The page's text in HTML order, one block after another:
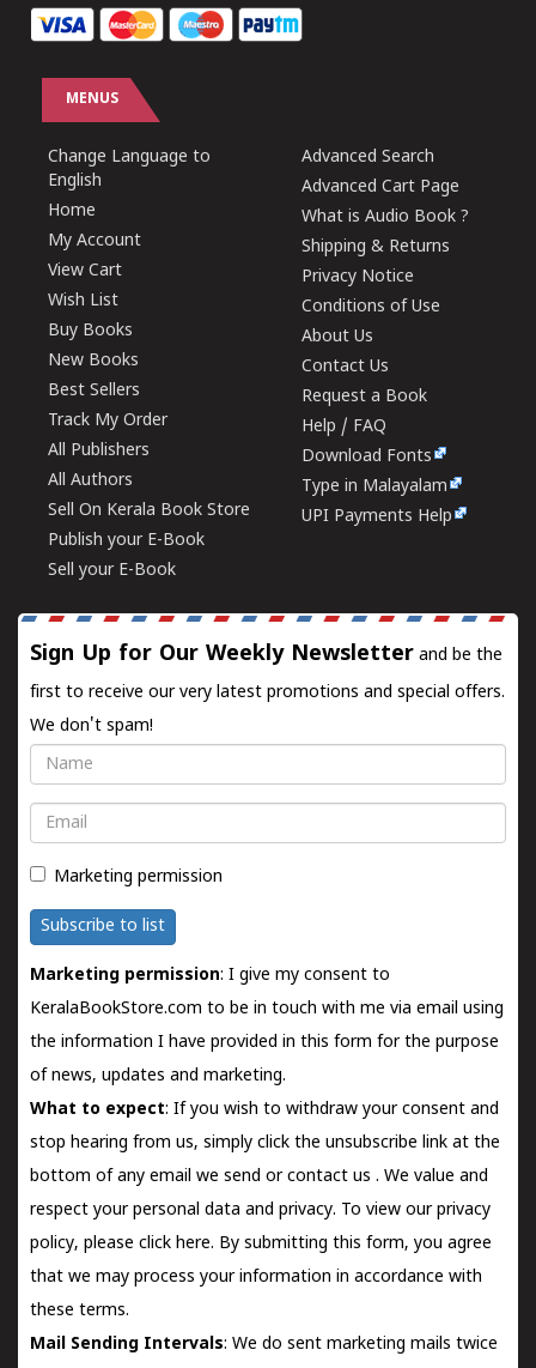
MENUS
Change Language to
English
Home
My Account
View Cart
Wish List
Buy Books
New Books
Best Sellers
Track My Order
All Publishers
All Authors
Sell On Kerala Book Store
Publish your E-Book
Sell your E-Book
Advanced Search
Advanced Cart Page
What is Audio Book ?
Shipping & Returns
Privacy Notice
Conditions of Use
About Us
Contact Us
Request a Book
Help / FAQ
Download Fonts
Type in Malayalam
UPI Payments Help
Sign Up for Our Weekly Newsletter and be the
first to receive our very latest promotions and special offers.
We don't spam!
Name
Email
Marketing permission
Subscribe to list
Marketing permission: I give my consent to
KeralaBookStore.com to be in touch with me via email using
the information I have provided in this form for the purpose
of news, updates and marketing.
What to expect: If you wish to withdraw your consent and
stop hearing from us, simply click the unsubscribe link at the
bottom of any email we send orcontact us . We value and
respect your personal data and privacy. To view our privacy
policy, please click here. By submitting this form, you agree
that we may process your information in accordance with
these terms.
Mail Sending Intervals: We do sent marketing mails twice